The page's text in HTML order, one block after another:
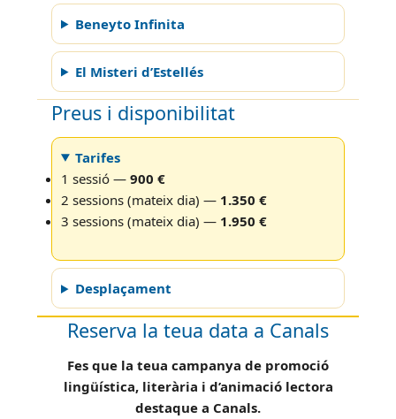
Beneyto Infinita
El Misteri d’Estellés
Preus i disponibilitat
Tarifes
1 sessió — 900 €
2 sessions (mateix dia) — 1.350 €
3 sessions (mateix dia) — 1.950 €
Desplaçament
Reserva la teua data a Canals
Fes que la teua campanya de promoció
lingüística, literària i d’animació lectora
destaque a Canals.